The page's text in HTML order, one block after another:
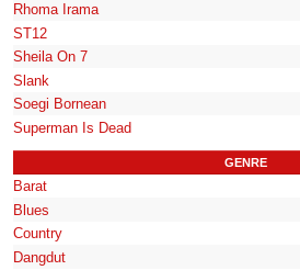
Rhoma Irama
ST12
Sheila On 7
Slank
Soegi Bornean
Superman Is Dead
GENRE
Barat
Blues
Country
Dangdut